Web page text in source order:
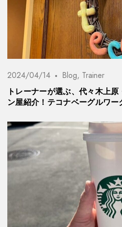
2024/04/14 Blog, Trainer
トレーナーが選ぶ、代々木上
ン屋紹介！テコナベーグルワー